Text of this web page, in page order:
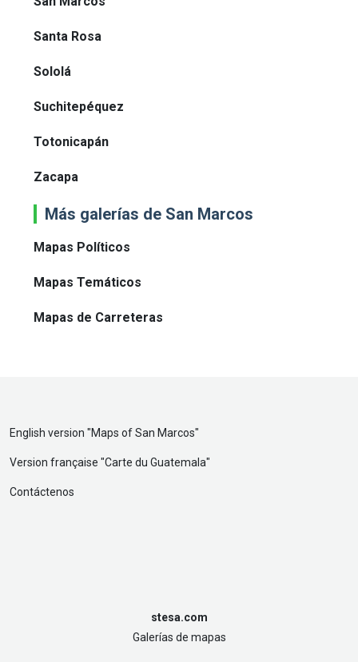
Santa Rosa
Sololá
Suchitepéquez
Totonicapán
Zacapa
Más galerías de San Marcos
Mapas Políticos
Mapas Temáticos
Mapas de Carreteras
English version "Maps of San Marcos"
Version française "Carte du Guatemala"
Contáctenos
stesa.com
Galerías de mapas